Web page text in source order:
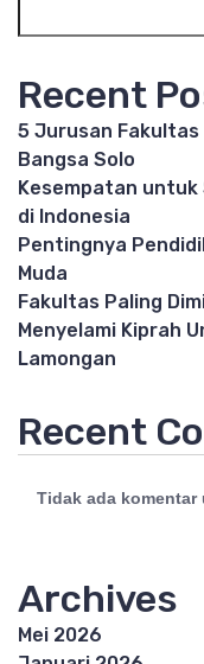
Recent
5 Jurusan
Bangsa Solo
Kesempatan untuk
di Indonesia
Pentingnya
Muda
Fakultas Paling
Menyelami Kiprah
Lamongan
Recent
Tidak ada
Archives
Mei 2026